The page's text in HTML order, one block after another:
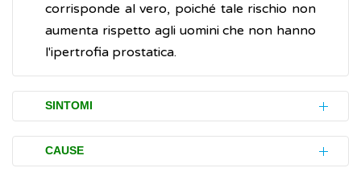
corrisponde al vero, poiché tale rischio non
aumenta rispetto agli uomini che non hanno
l'ipertrofia prostatica.
SINTOMI
L'ipertrofia prostatica può manifestarsi con
CAUSE